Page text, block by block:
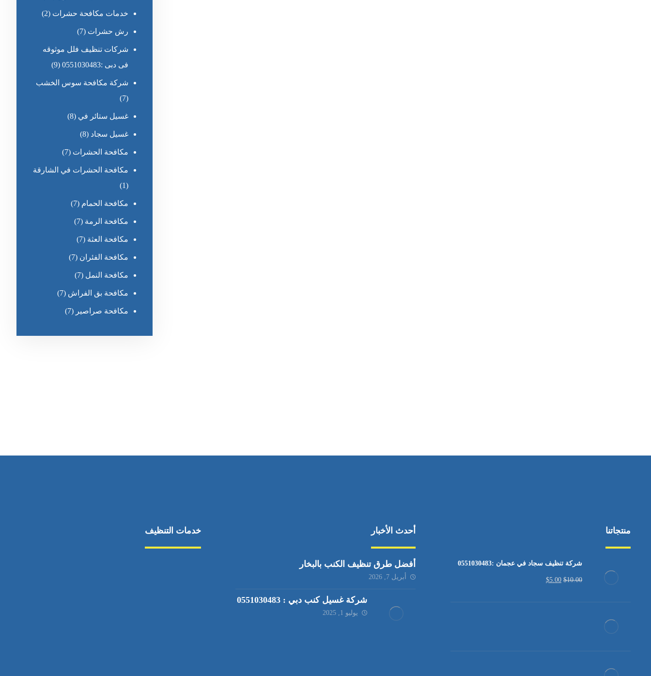
خدمات مكافحة حشرات (2)
رش حشرات (7)
شركات تنظيف فلل موثوقه
فى دبى :0551030483
(9)
شركة مكافحة سوس الخشب
(7)
غسيل ستائر في (8)
غسيل سجاد (8)
مكافحة الحشرات (7)
مكافحة الحشرات في الشارقة
(1)
مكافحة الحمام (7)
مكافحة الرمة (7)
مكافحة العثة (7)
مكافحة الفئران (7)
مكافحة النمل (7)
مكافحة بق الفراش (7)
مكافحة صراصير (7)
منتجاتنا
شركة تنظيف سجاد في عجمان :0551030483
$10.00
$5.00
أحدث الأخبار
أفضل طرق تنظيف الكنب بالبخار
أبريل 7, 2026
شركة غسيل كنب دبي : 0551030483
يوليو 1, 2025
خدمات التنظيف